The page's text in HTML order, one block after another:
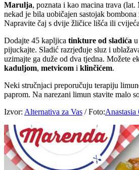
Marulja, poznata i kao macina trava
nekad je bila uobičajen sastojak bombona
Napravite čaj s dvije žličice lišća ili
Dodajte 45 kapljica tinkture od sladića
pijuckajte. Sladić razrjeđuje sluz i
uzimajte ga duže od dva tjedna. Možete
kaduljom, metvicom i klinčićem.
Neki stručnjaci preporučuju terapiju
paprom. Na narezani limun stavite malo
Izvor: Alternativa za Vas / Foto:Anastasia